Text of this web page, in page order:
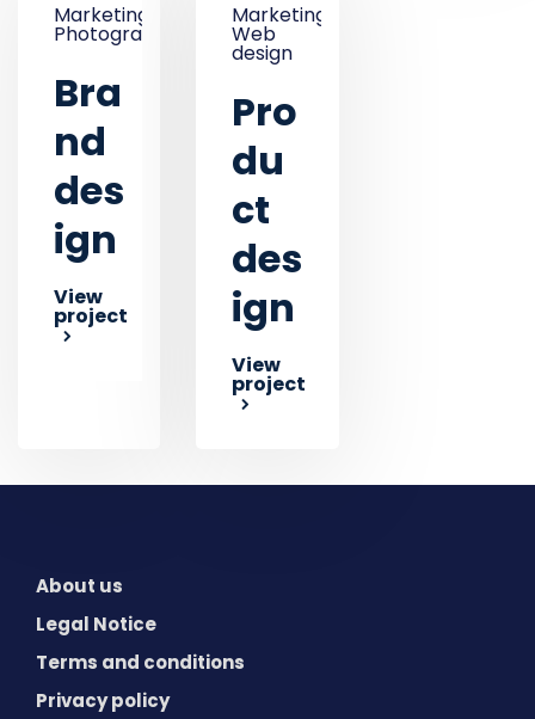
Marketing,
Photography
Bra
nd
des
ign
View
project
Marketing,
Web
design
Pro
du
ct
des
ign
View
project
About us
Legal Notice
Terms and conditions
Privacy policy